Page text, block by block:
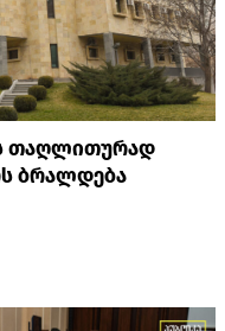
თაღლითურად
ბრალდება